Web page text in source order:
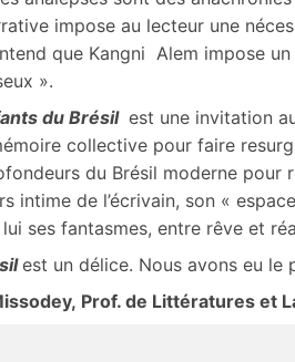
impose au lecteur une
que Kangni Alem impose
».
du Brésil est une invitation
collective pour faire
du Brésil moderne
intime de l’écrivain, son «
ses fantasmes, entre rêve et
est un délice. Nous avons eu le
Prof. de Littératures et